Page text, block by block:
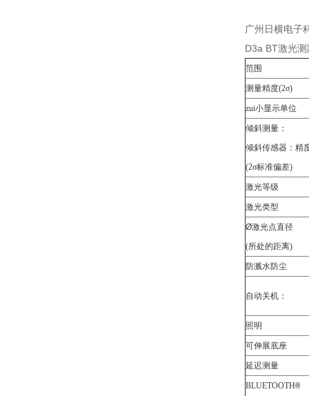
广州日横电子
D3a BT激光
范围
测量精度(2σ)
zui小显示单位
倾斜测量：
倾斜传感器：精
(2σ标准偏差)
激光等级
激光类型
Ø激光点直径
(所处的距离)
防溅水防尘
自动关机：
照明
可伸展底座
延迟测量
BLUETOOTH®